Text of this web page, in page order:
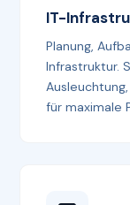
IT-
Planung,
Infrastruktur.
für maximale